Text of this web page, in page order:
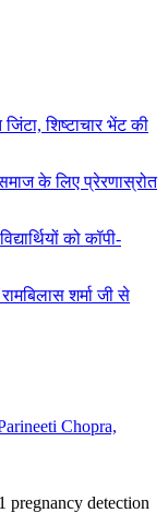
शिष्टाचार भेंट की
के लिए प्रेरणास्रोत
को कॉपी-
शर्मा जी से
Chopra,
pregnancy detection